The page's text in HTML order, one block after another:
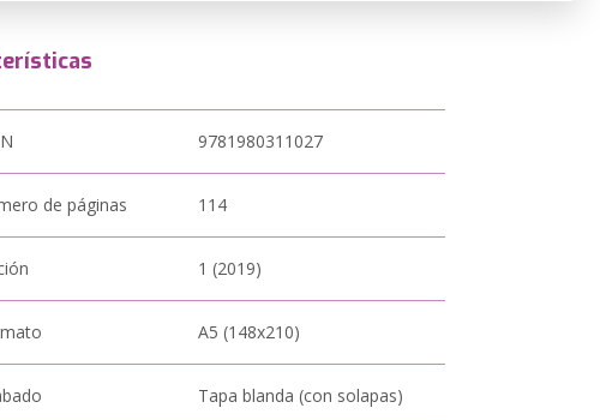
9781980311027
de páginas 114
1 (2019)
A5 (148x210)
Tapa blanda (con solapas)